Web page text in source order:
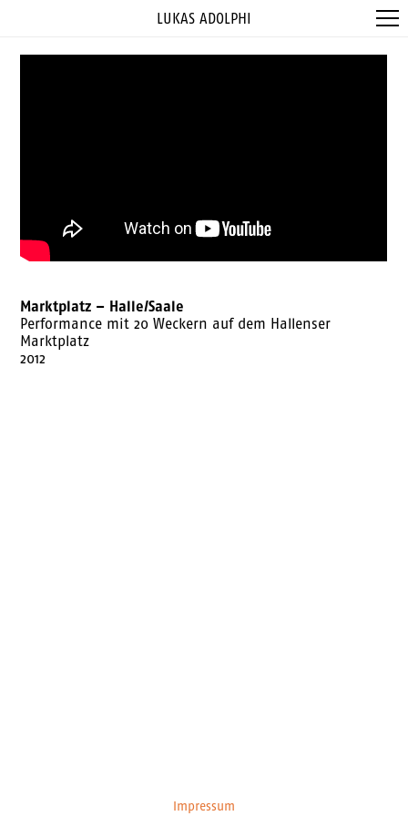
LUKAS ADOLPHI
Marktplatz – Halle/Saale
Performance mit 20 Weckern auf dem Hallenser
Marktplatz
2012
Impressum